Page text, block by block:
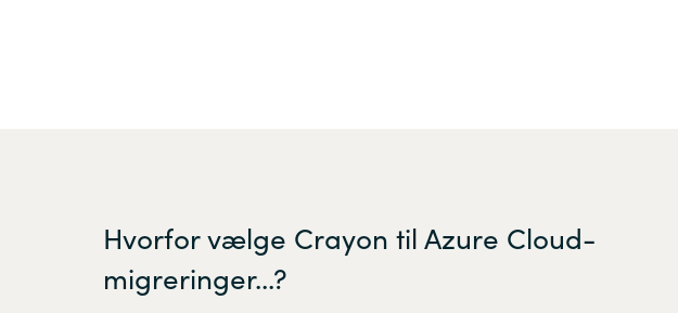
Hvorfor vælge Crayon til Azure Cloud-
migreringer...?